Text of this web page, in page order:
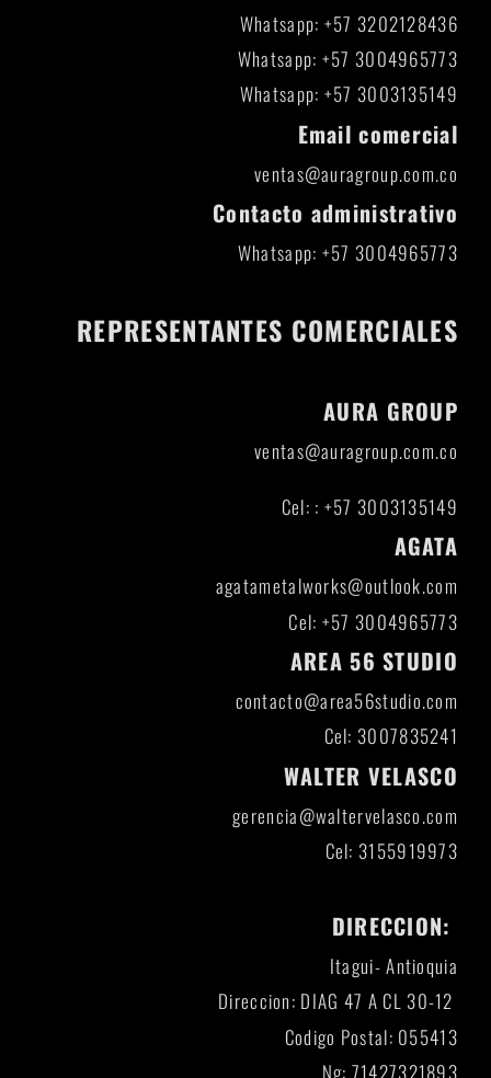
Whatsapp: +57 3202128436
Whatsapp: +57 3004965773
Whatsapp: +57 3003135149
Email comercial
ventas@auragroup.com.co
Contacto administrativo
Whatsapp: +57 3004965773
REPRESENTANTES COMERCIALES
AURA GROUP
ventas@auragroup.com.co
Cel: : +57 3003135149
AGATA
agatametalworks@outlook.com
Cel: +57 3004965773
AREA 56 STUDIO
contacto@area56studio.com
Cel: 3007835241
WALTER VELASCO
gerencia@waltervelasco.com
Cel: 3155919973
DIRECCION:
Itagui- Antioquia
Direccion: DIAG 47 A CL 30-12
Codigo Postal: 055413
Ng: 71427321893